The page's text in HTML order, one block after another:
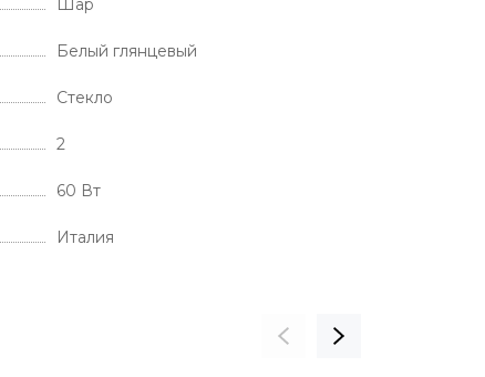
Шар
Белый глянцевый
Стекло
2
60 Вт
Италия